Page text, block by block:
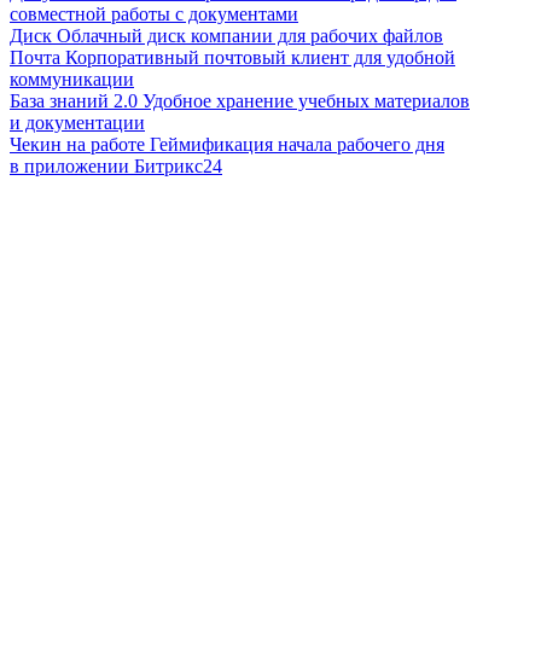
совместной работы с документами
Диск Облачный диск компании для рабочих файлов
Почта Корпоративный почтовый клиент для удобной
коммуникации
База знаний 2.0 Удобное хранение учебных материалов
и документации
Чекин на работе Геймификация начала рабочего дня
в приложении Битрикс24